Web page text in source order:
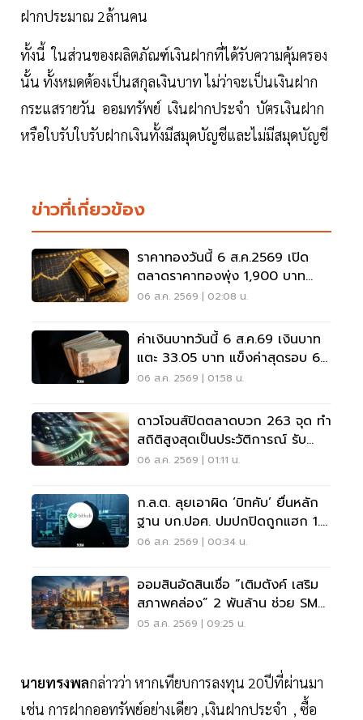
ฝากประมาณ 2ล้านคน
ทั้งนี้ ในส่วนของผลิตภัณฑ์เงินฝากที่ได้รับความคุ้มครอง
นั้น ทั้งหมดต้องเป็นสกุลเงินบาท ไม่ว่าจะเป็นเงินฝาก
กระแสรายวัน ออมทรัพย์ เงินฝากประจำ บัตรเงินฝาก
หรือใบรับใบรับฝากเงินทั้งมีสมุดบัญชีและไม่มีสมุดบัญชี
ข่าวที่เกี่ยวข้อง
ราคาทองวันนี้ 6 ส.ค.2569 เปิด
ตลาดราคาทองพุ่ง 1,900 บาท
ทองรูปพรรณขาย 67,950 บาท
06 ส.ค. 2569 | 02:08 น.
ค่าเงินบาทวันนี้ 6 ส.ค.69 เงินบาท
แตะ 33.05 บาท แข็งค่าสุดรอบ 6
สัปดาห์
06 ส.ค. 2569 | 01:58 น.
ดาวโจนส์ปิดตลาดบวก 263 จุด ทำ
สถิติสูงสุดเป็นประวัติการณ์ รับ
ข่าวดีสหรัฐฯ-อิหร่าน
06 ส.ค. 2569 | 01:11 น.
ก.ล.ต. ลุยเอาผิด ‘บิทคับ’ ยื่นหลัก
ฐาน บก.ปอศ. ปมปกปิดถูกแฮก 1.7
พันล้านบาท
06 ส.ค. 2569 | 00:34 น.
ออมสินอัดสินเชื่อ “เติมตังค์ เสริม
สภาพคล่อง” 2 พันล้าน ช่วย SME
ผ่อนนาน 10 ปี
05 ส.ค. 2569 | 09:25 น.
นายทรงพลกล่าวว่า หากเทียบการลงทุน 20ปีที่ผ่านมา
เช่น การฝากออทรัพย์อย่างเดียว ,เงินฝากประจำ , ซื้อ